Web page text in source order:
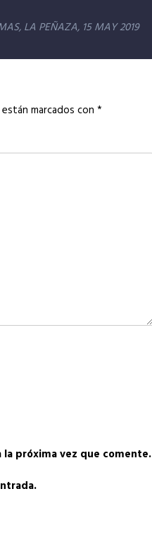
LA PEÑAZA, 15 MAY 2019
marcados con *
próxima vez que comente.